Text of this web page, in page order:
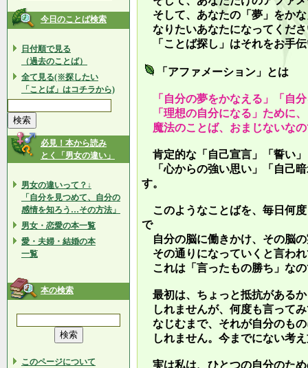
今日のことば検索
日付順で見る
（過去のことば）
全て見る(※探したい
「ことば」はコチラから)
必見！本から読み
とく「男女の違い」
男女の違いって？↓
「自分を見つめて、自分の
感情を知ろう…その方法」
男女・恋愛の本一覧
愛・夫婦・結婚の本
一覧
本の検索
このページについて
そして、あなたの「夢」をか
なりたいあなたになってくだ
「ことば探し」はそれをお手
「アファメーション」とは
「自分の夢をかなえる」「自
「理想の自分になる」ために
魔法のことば、おまじないな
肯定的な「自己宣言」「誓い
「心からの強い思い」「自己
す。
このようなことばを、毎日何
で
自分の脳に働きかけ、その脳
その通りになっていくと言わ
これは「言ったもの勝ち」な
最初は、ちょっと抵抗がある
しれませんが、何度も言って
なじむまで、それが自分のも
しれません。今までにない考
実は私は、ひとつの自分のた